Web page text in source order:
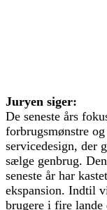
Juryen siger:
De seneste års
forbrugsmønstre
servicedesign, der
sælge genbrug.
seneste år har
ekspansion. Indtil
brugere i fire lande